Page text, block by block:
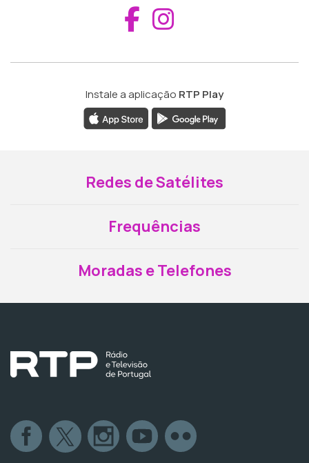
Aceder ao
Instale a aplicação RTP Play
Redes de Satélites
Frequências
Moradas e Telefones